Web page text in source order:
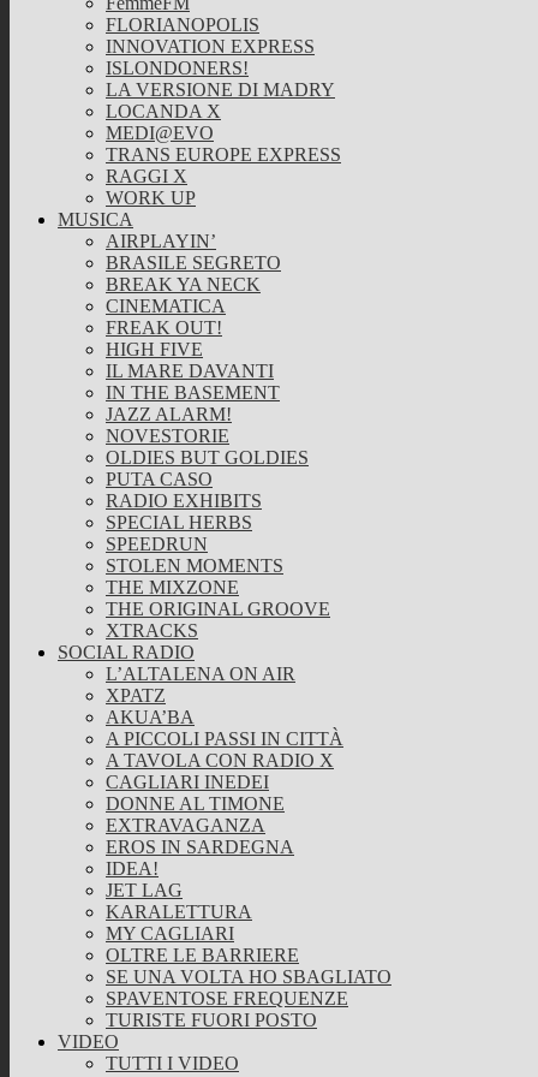
FLORIANOPOLIS
INNOVATION EXPRESS
ISLONDONERS!
LA VERSIONE DI MADRY
LOCANDA X
MEDI@EVO
TRANS EUROPE EXPRESS
RAGGI X
WORK UP
MUSICA
AIRPLAYIN’
BRASILE SEGRETO
BREAK YA NECK
CINEMATICA
FREAK OUT!
HIGH FIVE
IL MARE DAVANTI
IN THE BASEMENT
JAZZ ALARM!
NOVESTORIE
OLDIES BUT GOLDIES
PUTA CASO
RADIO EXHIBITS
SPECIAL HERBS
SPEEDRUN
STOLEN MOMENTS
THE MIXZONE
THE ORIGINAL GROOVE
XTRACKS
SOCIAL RADIO
L’ALTALENA ON AIR
XPATZ
AKUA’BA
A PICCOLI PASSI IN CITTÀ
A TAVOLA CON RADIO X
CAGLIARI INEDEI
DONNE AL TIMONE
EXTRAVAGANZA
EROS IN SARDEGNA
IDEA!
JET LAG
KARALETTURA
MY CAGLIARI
OLTRE LE BARRIERE
SE UNA VOLTA HO SBAGLIATO
SPAVENTOSE FREQUENZE
TURISTE FUORI POSTO
VIDEO
TUTTI I VIDEO